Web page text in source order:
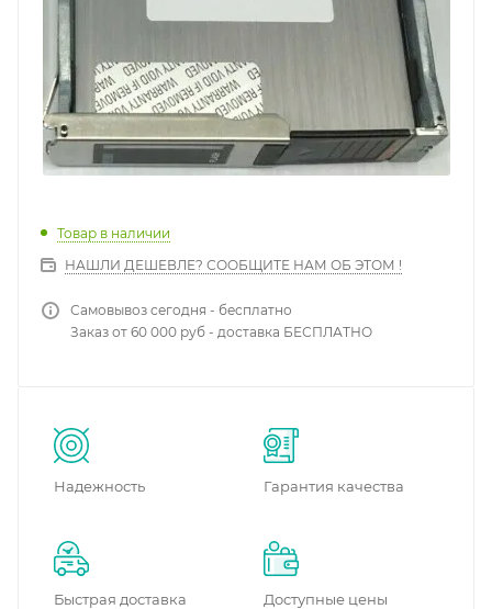
Товар в наличии
НАШЛИ ДЕШЕВЛЕ? СООБЩИТЕ НАМ ОБ ЭТОМ !
Самовывоз сегодня - бесплатно
Заказ от 60 000 руб - доставка БЕСПЛАТНО
Надежность Гарантия качества
Быстрая доставка Доступные цены